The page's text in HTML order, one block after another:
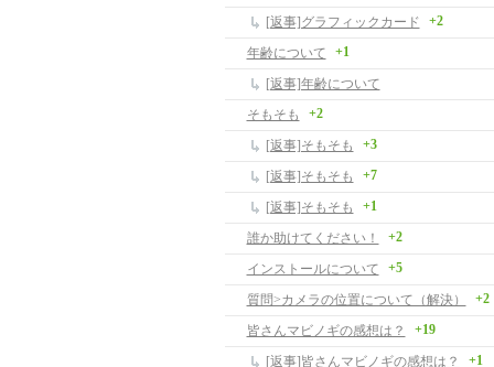
[返事]グラフィックカード +2
年齢について +1
[返事]年齢について
そもそも
+2
[返事]そもそも +3
[返事]そもそも +7
[返事]そもそも +1
誰か助けてください！ +2
インストールについて +5
質問>カメラの位置について（解決） +2
皆さんマビノギの感想は？ +19
[返事]皆さんマビノギの感想は？ +1